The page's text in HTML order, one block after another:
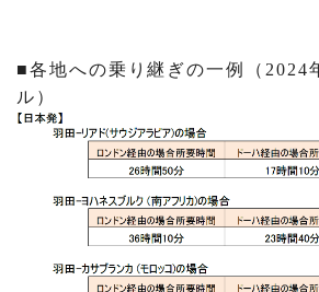
■各地への乗り継ぎの一例（2024
ル）